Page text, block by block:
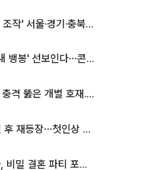
경기·충북 선관위 등 추가 압수수색
빅뱅, 20주년 기념 '새 뱅봉' 선보인다⋯콘서트 앞두고 팝업 개최
[증시키워드] 반도체 충격 뚫은 개별 호재...포스코퓨처엠·에코프로·한화솔루션 '눈길'
‘나솔사계’ 국화, 결별 후 재등장⋯첫인상 투표 휩쓸고 ‘인기녀’ 등극
톰 홀랜드♥젠데이아, 비밀 결혼 파티 포착⋯호텔 대관비만 9억